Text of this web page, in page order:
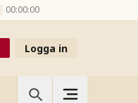
00:00:00
Logga in